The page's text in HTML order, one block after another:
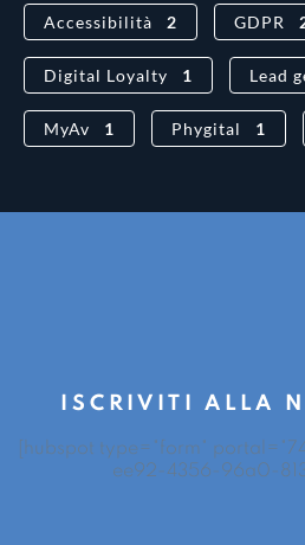
Accessibilità 2 GDPR
Digital Loyalty 1 Lead
MyAv 1 Phygital 1
ISCRIVITI ALLA
[hubspot type="form"
ee92-4356-96a0-